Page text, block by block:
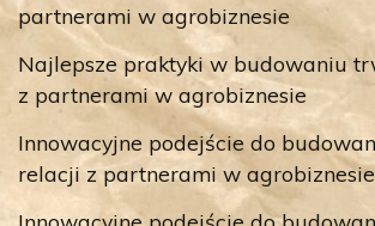
partnerami w agrobiznesie
Najlepsze praktyki w budowaniu
z partnerami w agrobiznesie
Innowacyjne podejście do
relacji z partnerami w agrobiznesie